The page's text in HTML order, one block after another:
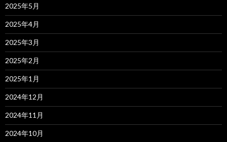
2025年5月
2025年4月
2025年3月
2025年2月
2025年1月
2024年12月
2024年11月
2024年10月